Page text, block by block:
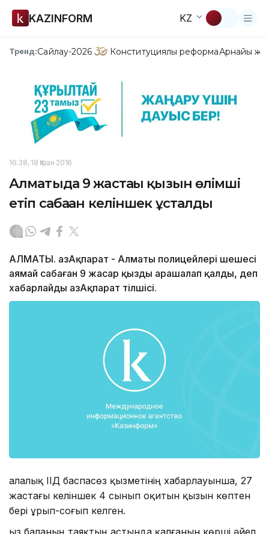
KAZINFORM KZ
Тренд:Сайлау-2026 Конституциялық реформаАрнайы
16:38, 18 Қазан 2016
Алматыда 9 жастағы қызын өлімші
етіп сабаған келіншек ұсталды
АЛМАТЫ. ҚазАқпарат - Алматы полицейлері шешесі
аямай сабаған 9 жасар қызды арашалап қалды, деп
хабарлайды ҚазАқпарат тілшісі.
Қалалық ІІД баспасөз қызметінің хабарлауынша, 27
жастағы келіншек 4 сынып оқитын қызын көптен
бері ұрып-соғып келген.
Қыз баланың таяқтың астында қалғанын көрші әйел